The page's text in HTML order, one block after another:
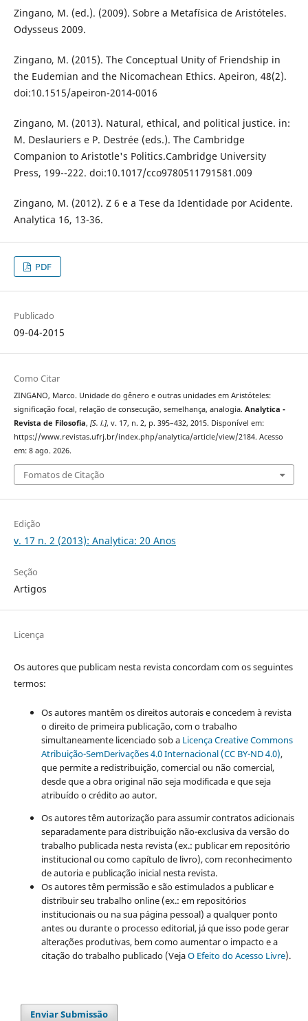
Zingano, M. (ed.). (2009). Sobre a Metafísica de Aristóteles.
Odysseus 2009.
Zingano, M. (2015). The Conceptual Unity of Friendship in
the Eudemian and the Nicomachean Ethics. Apeiron, 48(2).
doi:10.1515/apeiron-2014-0016
Zingano, M. (2013). Natural, ethical, and political justice. in:
M. Deslauriers e P. Destrée (eds.). The Cambridge
Companion to Aristotle's Politics.Cambridge University
Press, 199--222. doi:10.1017/cco9780511791581.009
Zingano, M. (2012). Z 6 e a Tese da Identidade por Acidente.
Analytica 16, 13-36.
PDF
Publicado
09-04-2015
Como Citar
ZINGANO, Marco. Unidade do gênero e outras unidades em Aristóteles:
significação focal, relação de consecução, semelhança, analogia. Analytica -
Revista de Filosofia, [S. l.], v. 17, n. 2, p. 395–432, 2015. Disponível em:
https://www.revistas.ufrj.br/index.php/analytica/article/view/2184. Acesso
em: 8 ago. 2026.
Fomatos de Citação
Edição
v. 17 n. 2 (2013): Analytica: 20 Anos
Seção
Artigos
Licença
Os autores que publicam nesta revista concordam com os seguintes
termos:
Os autores mantêm os direitos autorais e concedem à revista
o direito de primeira publicação, com o trabalho
simultaneamente licenciado sob aLicença Creative Commons
Atribuição-SemDerivações 4.0 Internacional (CC BY-ND 4.0),
que permite a redistribuição, comercial ou não comercial,
desde que a obra original não seja modificada e que seja
atribuído o crédito ao autor.
Os autores têm autorização para assumir contratos adicionais
separadamente para distribuição não-exclusiva da versão do
trabalho publicada nesta revista (ex.: publicar em repositório
institucional ou como capítulo de livro), com reconhecimento
de autoria e publicação inicial nesta revista.
Os autores têm permissão e são estimulados a publicar e
distribuir seu trabalho online (ex.: em repositórios
institucionais ou na sua página pessoal) a qualquer ponto
antes ou durante o processo editorial, já que isso pode gerar
alterações produtivas, bem como aumentar o impacto e a
citação do trabalho publicado (VejaO Efeito do Acesso Livre).
Enviar Submissão